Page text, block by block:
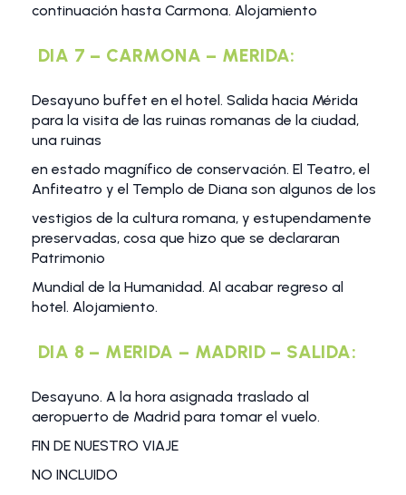
continuación hasta Carmona. Alojamiento
DIA 7 – CARMONA – MERIDA:
Desayuno buffet en el hotel. Salida hacia Mérida
para la visita de las ruinas romanas de la ciudad,
una ruinas
en estado magnífico de conservación. El Teatro, el
Anfiteatro y el Templo de Diana son algunos de los
vestigios de la cultura romana, y estupendamente
preservadas, cosa que hizo que se declararan
Patrimonio
Mundial de la Humanidad. Al acabar regreso al
hotel. Alojamiento.
DIA 8 – MERIDA – MADRID – SALIDA:
Desayuno. A la hora asignada traslado al
aeropuerto de Madrid para tomar el vuelo.
FIN DE NUESTRO VIAJE
NO INCLUIDO